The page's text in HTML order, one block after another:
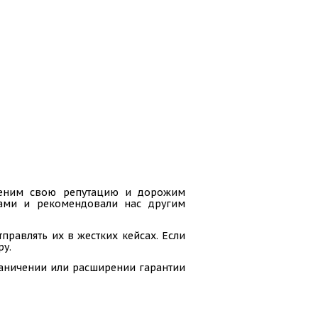
свою репутацию и дорожим
и рекомендовали нас другим
их в жестких кейсах. Если
или расширении гарантии